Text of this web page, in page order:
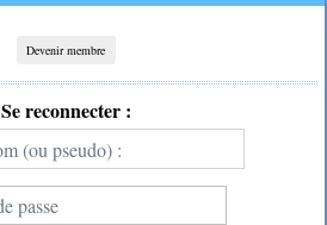
Devenir membre
Se reconnecter :